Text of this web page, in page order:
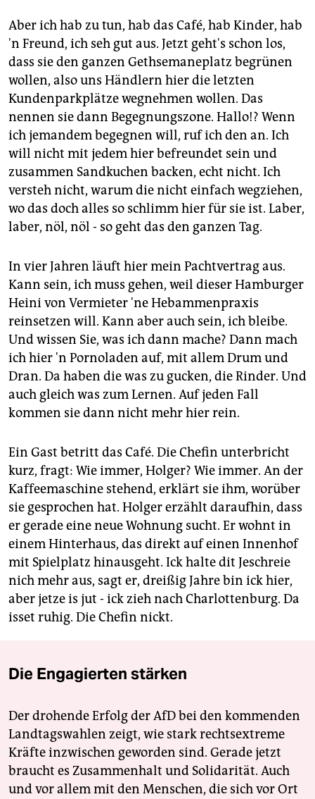
Aber ich hab zu tun, hab das Café, hab Kinder, hab
'n Freund, ich seh gut aus. Jetzt geht's schon los,
dass sie den ganzen Gethsemaneplatz begrünen
wollen, also uns Händlern hier die letzten
Kundenparkplätze wegnehmen wollen. Das
nennen sie dann Begegnungszone. Hallo!? Wenn
ich jemandem begegnen will, ruf ich den an. Ich
will nicht mit jedem hier befreundet sein und
zusammen Sandkuchen backen, echt nicht. Ich
versteh nicht, warum die nicht einfach wegziehen,
wo das doch alles so schlimm hier für sie ist. Laber,
laber, nöl, nöl - so geht das den ganzen Tag.
In vier Jahren läuft hier mein Pachtvertrag aus.
Kann sein, ich muss gehen, weil dieser Hamburger
Heini von Vermieter 'ne Hebammenpraxis
reinsetzen will. Kann aber auch sein, ich bleibe.
Und wissen Sie, was ich dann mache? Dann mach
ich hier 'n Pornoladen auf, mit allem Drum und
Dran. Da haben die was zu gucken, die Rinder. Und
auch gleich was zum Lernen. Auf jeden Fall
kommen sie dann nicht mehr hier rein.
Ein Gast betritt das Café. Die Chefin unterbricht
kurz, fragt: Wie immer, Holger? Wie immer. An der
Kaffeemaschine stehend, erklärt sie ihm, worüber
sie gesprochen hat. Holger erzählt daraufhin, dass
er gerade eine neue Wohnung sucht. Er wohnt in
einem Hinterhaus, das direkt auf einen Innenhof
mit Spielplatz hinausgeht. Ick halte dit Jeschreie
nich mehr aus, sagt er, dreißig Jahre bin ick hier,
aber jetze is jut - ick zieh nach Charlottenburg. Da
isset ruhig. Die Chefin nickt.
Die Engagierten stärken
Der drohende Erfolg der AfD bei den kommenden
Landtagswahlen zeigt, wie stark rechtsextreme
Kräfte inzwischen geworden sind. Gerade jetzt
braucht es Zusammenhalt und Solidarität. Auch
und vor allem mit den Menschen, die sich vor Ort